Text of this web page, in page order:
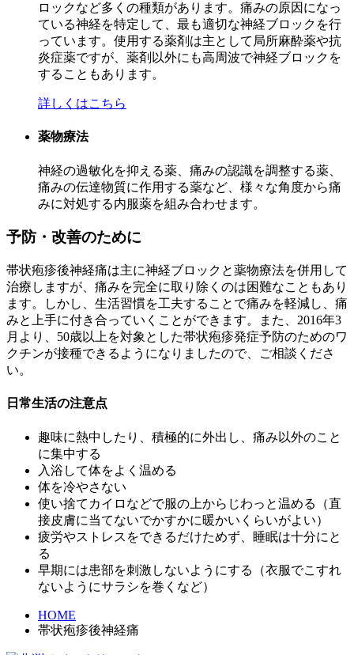
ロックなど多くの種類があります。痛みの原因になっ
ている神経を特定して、最も適切な神経ブロックを行
っています。使用する薬剤は主として局所麻酔薬や抗
炎症薬ですが、薬剤以外にも高周波で神経ブロックを
することもあります。
詳しくはこちら
薬物療法
神経の過敏化を抑える薬、痛みの認識を調整する薬、
痛みの伝達物質に作用する薬など、様々な角度から痛
みに対処する内服薬を組み合わせます。
予防・改善のために
帯状疱疹後神経痛は主に神経ブロックと薬物療法を併用して
治療しますが、痛みを完全に取り除くのは困難なこともあり
ます。しかし、生活習慣を工夫することで痛みを軽減し、痛
みと上手に付き合っていくことができます。また、2016年3
月より、50歳以上を対象とした帯状疱疹発症予防のためのワ
クチンが接種できるようになりましたので、ご相談くださ
い。
日常生活の注意点
趣味に熱中したり、積極的に外出し、痛み以外のこと
に集中する
入浴して体をよく温める
体を冷やさない
使い捨てカイロなどで服の上からじわっと温める（直
接皮膚に当てないでかすかに暖かいくらいがよい）
疲労やストレスをできるだけためず、睡眠は十分にと
る
早期には患部を刺激しないようにする（衣服でこすれ
ないようにサラシを巻くなど）
HOME
帯状疱疹後神経痛